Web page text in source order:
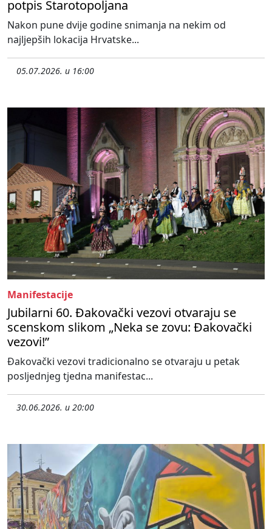
potpis Starotopoljana
Nakon pune dvije godine snimanja na nekim od
najljepših lokacija Hrvatske...
05.07.2026. u 16:00
Manifestacije
Jubilarni 60. Đakovački vezovi otvaraju se
scenskom slikom „Neka se zovu: Đakovački
vezovi!”
Đakovački vezovi tradicionalno se otvaraju u petak
posljednjeg tjedna manifestac...
30.06.2026. u 20:00